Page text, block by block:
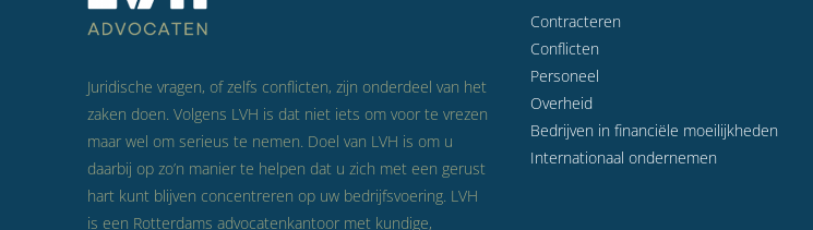
Juridische vragen, of zelfs conflicten, zijn onderdeel van het
zaken doen. Volgens LVH is dat niet iets om voor te vrezen
maar wel om serieus te nemen. Doel van LVH is om u
daarbij op zo’n manier te helpen dat u zich met een gerust
hart kunt blijven concentreren op uw bedrijfsvoering. LVH
is een Rotterdams advocatenkantoor met kundige,
Contracteren
Conflicten
Personeel
Overheid
Bedrijven in financiële moeilijkheden
Internationaal ondernemen